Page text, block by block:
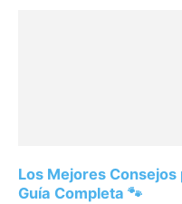
Los Mejores
Guía Completa 🐾